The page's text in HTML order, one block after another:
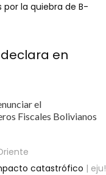
por la quiebra de B-
en
el
Fiscales Bolivianos
catastrófico | eju!